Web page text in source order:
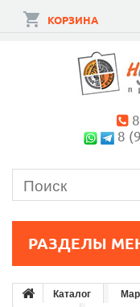
КОРЗИНА
8
РАЗДЕЛЫ
Каталог